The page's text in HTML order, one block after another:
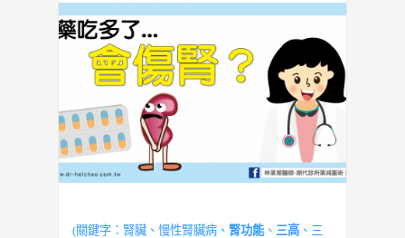
(關鍵字：腎臟、慢性腎臟病、 腎功能 、 三高 、三